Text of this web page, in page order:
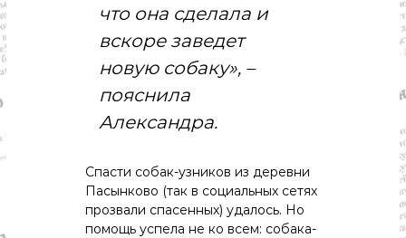
что она сделала и
вскоре заведет
новую собаку», –
пояснила
Александра.
Спасти собак-узников из деревни
Пасынково (так в социальных сетях
прозвали спасенных) удалось. Но
помощь успела не ко всем: собака-